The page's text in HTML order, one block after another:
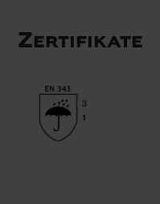
Zertifikate